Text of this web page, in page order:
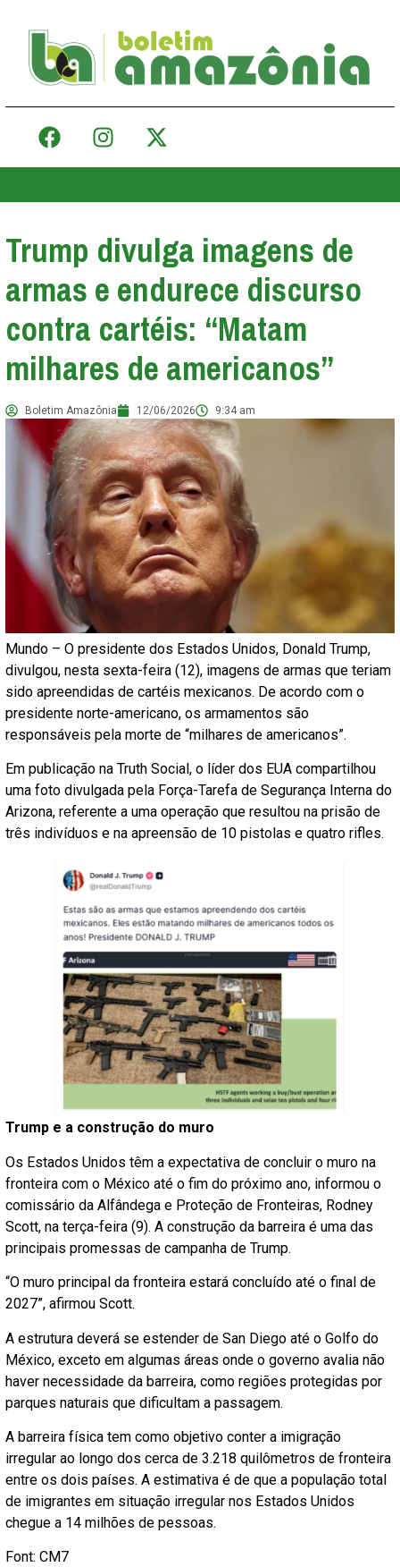
Trump divulga imagens de
armas e endurece discurso
contra cartéis: “Matam
milhares de americanos”
Boletim Amazônia 12/06/2026 9:34 am
Mundo – O presidente dos Estados Unidos, Donald Trump,
divulgou, nesta sexta-feira (12), imagens de armas que teriam
sido apreendidas de cartéis mexicanos. De acordo com o
presidente norte-americano, os armamentos são
responsáveis pela morte de “milhares de americanos”.
Em publicação na Truth Social, o líder dos EUA compartilhou
uma foto divulgada pela Força-Tarefa de Segurança Interna do
Arizona, referente a uma operação que resultou na prisão de
três indivíduos e na apreensão de 10 pistolas e quatro rifles.
Trump e a construção do muro
Os Estados Unidos têm a expectativa de concluir o muro na
fronteira com o México até o fim do próximo ano, informou o
comissário da Alfândega e Proteção de Fronteiras, Rodney
Scott, na terça-feira (9). A construção da barreira é uma das
principais promessas de campanha de Trump.
“O muro principal da fronteira estará concluído até o final de
2027”, afirmou Scott.
A estrutura deverá se estender de San Diego até o Golfo do
México, exceto em algumas áreas onde o governo avalia não
haver necessidade da barreira, como regiões protegidas por
parques naturais que dificultam a passagem.
A barreira física tem como objetivo conter a imigração
irregular ao longo dos cerca de 3.218 quilômetros de fronteira
entre os dois países. A estimativa é de que a população total
de imigrantes em situação irregular nos Estados Unidos
chegue a 14 milhões de pessoas.
Font: CM7